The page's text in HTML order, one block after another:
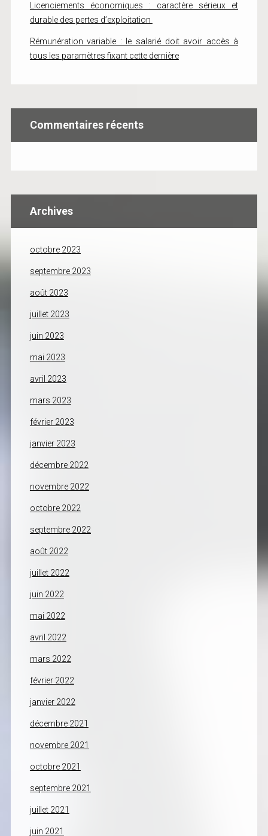
Licenciements économiques : caractère sérieux et
durable des pertes d’exploitation
Rémunération variable : le salarié doit avoir accès à
tous les paramètres fixant cette dernière
Commentaires récents
Archives
octobre 2023
septembre 2023
août 2023
juillet 2023
juin 2023
mai 2023
avril 2023
mars 2023
février 2023
janvier 2023
décembre 2022
novembre 2022
octobre 2022
septembre 2022
août 2022
juillet 2022
juin 2022
mai 2022
avril 2022
mars 2022
février 2022
janvier 2022
décembre 2021
novembre 2021
octobre 2021
septembre 2021
juillet 2021
juin 2021